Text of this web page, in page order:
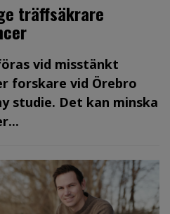
träffsäkrare
vid misstänkt
forskare vid Örebro
studie. Det kan minska